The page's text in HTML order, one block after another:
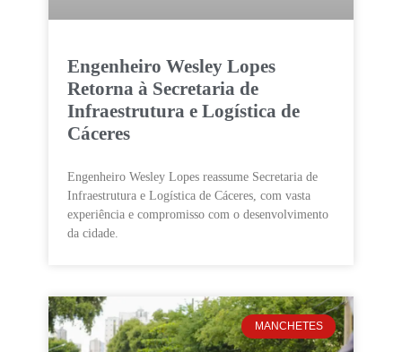
Engenheiro Wesley Lopes
Retorna à Secretaria de
Infraestrutura e Logística de
Cáceres
Engenheiro Wesley Lopes reassume Secretaria de
Infraestrutura e Logística de Cáceres, com vasta
experiência e compromisso com o desenvolvimento
da cidade.
MANCHETES